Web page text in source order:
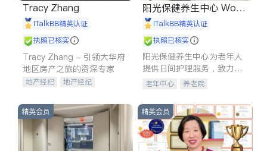
Tracy Zhang
iTalkBB精英认证
执照已核实
Tracy Zhang - 引领大华府
地区房产之旅的资深专家
地产经纪
地产经纪
商铺租售
开发商建商
阳光保健养生中心 World
shine
iTalkBB精英认证
执照已核实
阳光保健养生中心为老年人
提供日间护理服务，致力于
通过持续的护理创新来有效
老年中心 养老院
精英会员 精英会员